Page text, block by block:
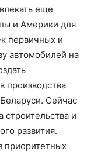
еще
и Америки для
первичных и
автомобилей на
производства
Сейчас
строительства и
развития.
приоритетных